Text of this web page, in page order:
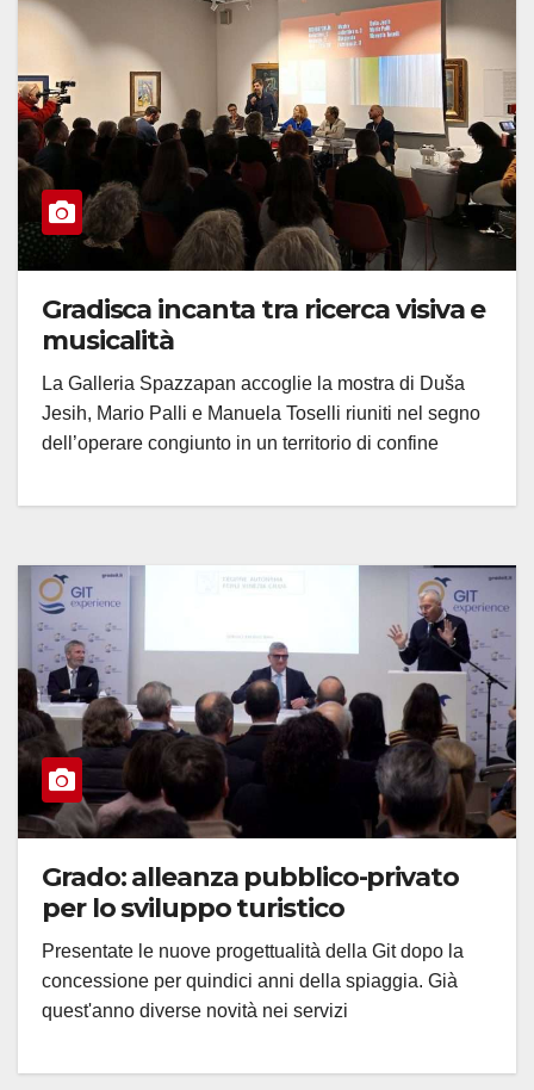
Gradisca incanta tra ricerca visiva e
musicalità
La Galleria Spazzapan accoglie la mostra di Duša
Jesih, Mario Palli e Manuela Toselli riuniti nel segno
dell’operare congiunto in un territorio di confine
Grado: alleanza pubblico-privato
per lo sviluppo turistico
Presentate le nuove progettualità della Git dopo la
concessione per quindici anni della spiaggia. Già
quest'anno diverse novità nei servizi